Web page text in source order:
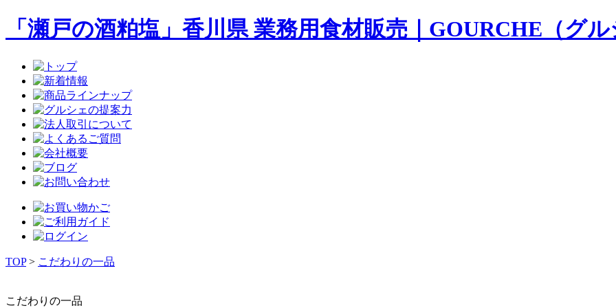
「瀬戸の酒粕塩」香川県 業務用食材販売｜GOURCHE（グ
TOP> こだわりの一品
こだわりの一品